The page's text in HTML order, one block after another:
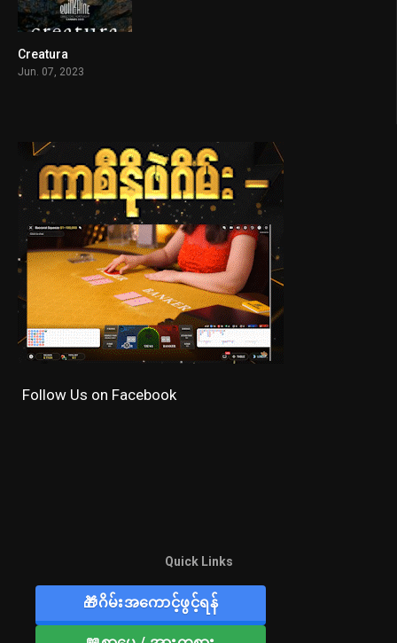
Creatura
Jun. 07, 2023
Follow Us on Facebook
Quick Links
🎁ဂိမ်းအကောင့်ဖွင့်ရန်